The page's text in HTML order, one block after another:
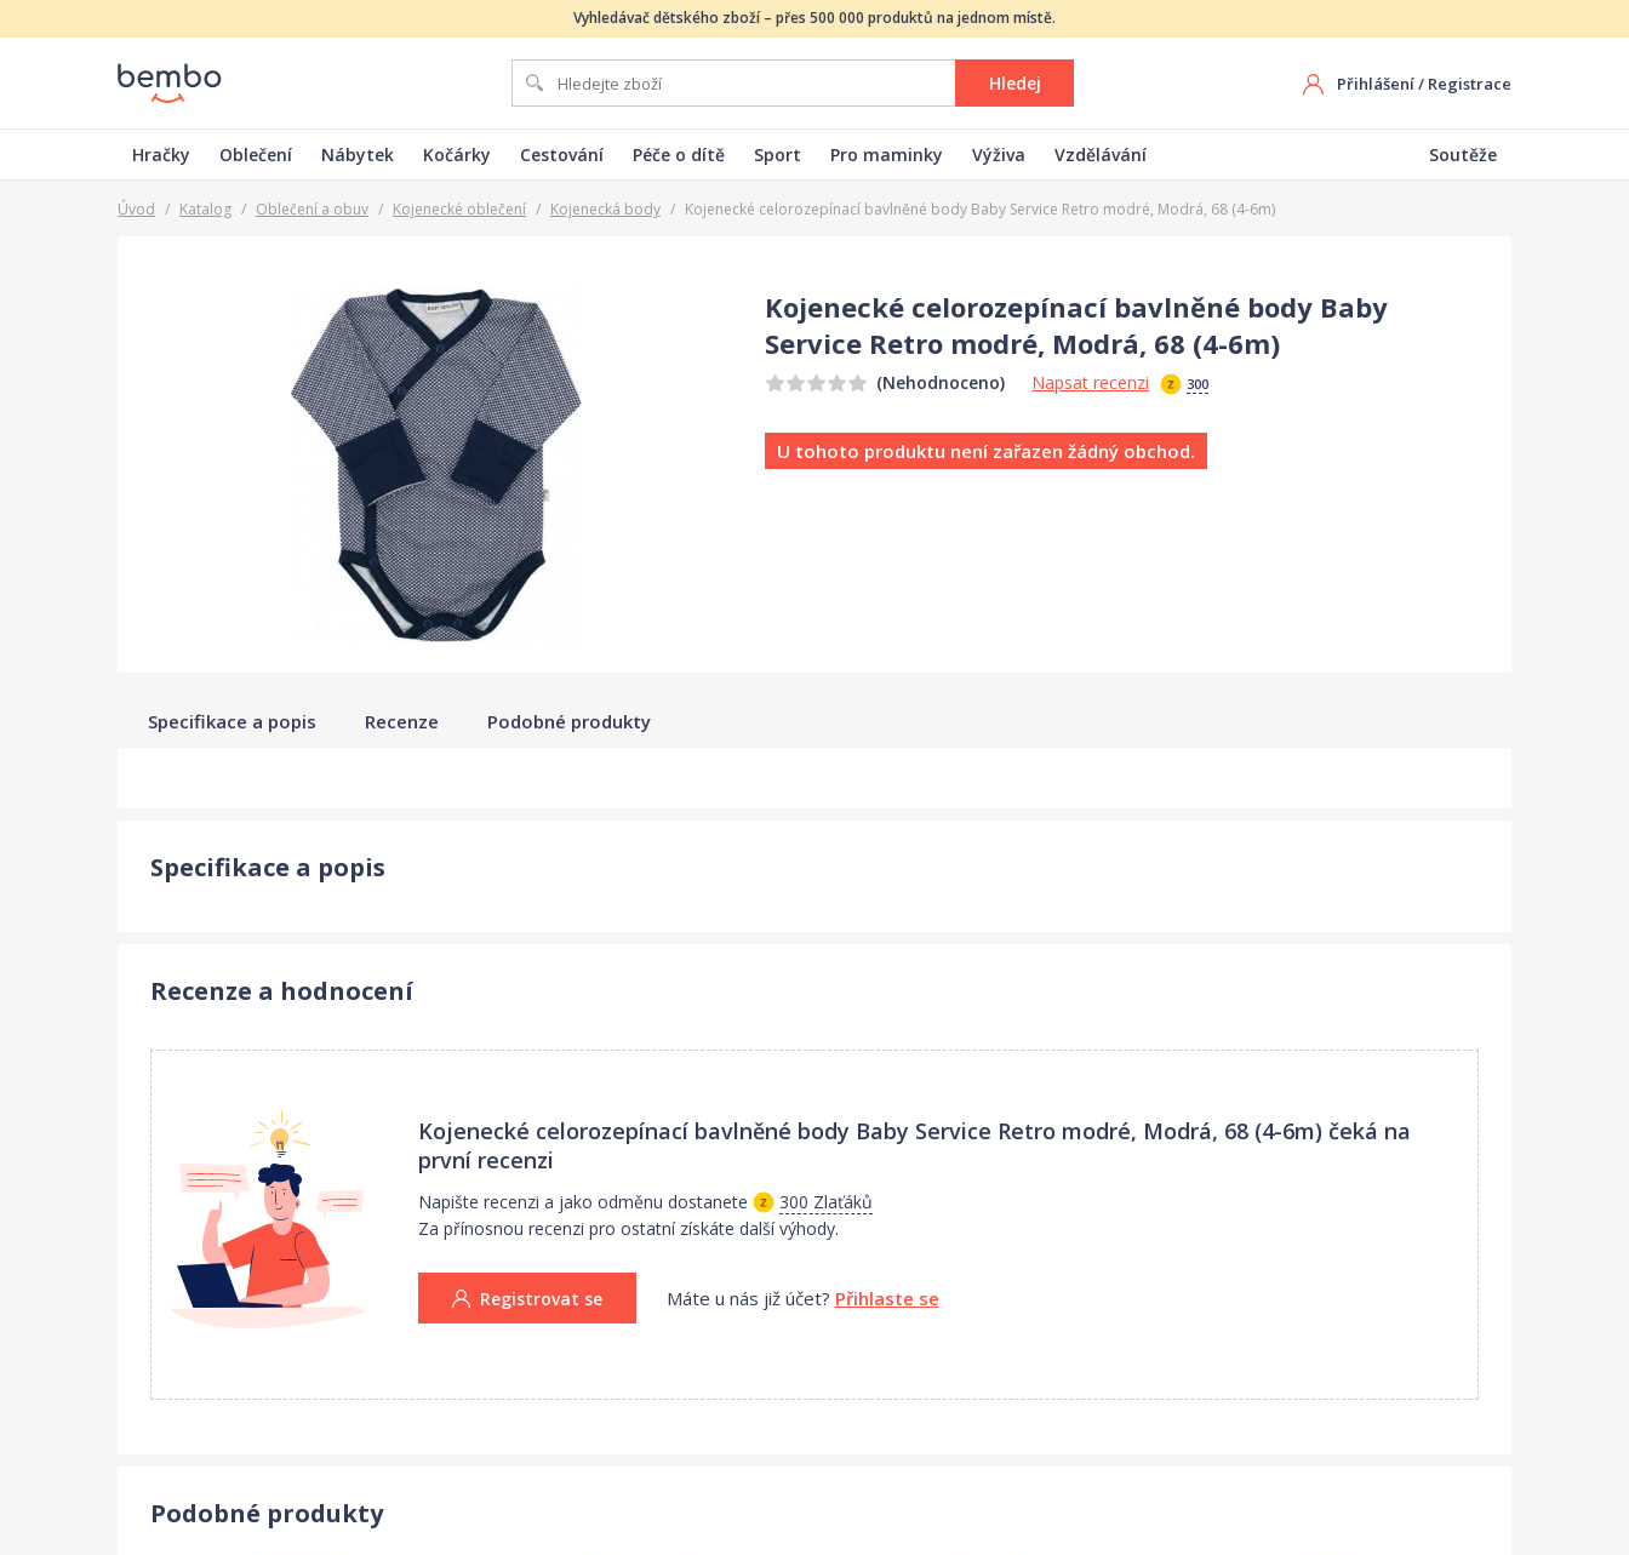
Vyhledávač dětského zboží – přes 500 000 produktů na jednom místě.
Hledej Přihlášení/ Registrace
Hračky Oblečení Nábytek Kočárky Cestování Péče o dítě Sport Pro maminky Výživa Vzdělávání Soutěže
Úvod / Katalog / Oblečení a obuv / Kojenecké oblečení / Kojenecká body / Kojenecké celorozepínací bavlněné body Baby Service Retro modré, Modrá, 68 (4-6m)
Kojenecké celorozepínací bavlněné body Baby
Service Retro modré, Modrá, 68 (4-6m)
(Nehodnoceno) Napsat recenzi 300
U tohoto produktu není zařazen žádný obchod.
Specifikace a popis Recenze Podobné produkty
Specifikace a popis
Recenze a hodnocení
Kojenecké celorozepínací bavlněné body Baby Service Retro modré, Modrá, 68 (4-6m) čeká na
první recenzi
Napište recenzi a jako odměnu dostanete
300 Zlaťáků
Za přínosnou recenzi pro ostatní získáte další výhody.
Registrovat se Máte u nás již účet? Přihlaste se
Podobné produkty